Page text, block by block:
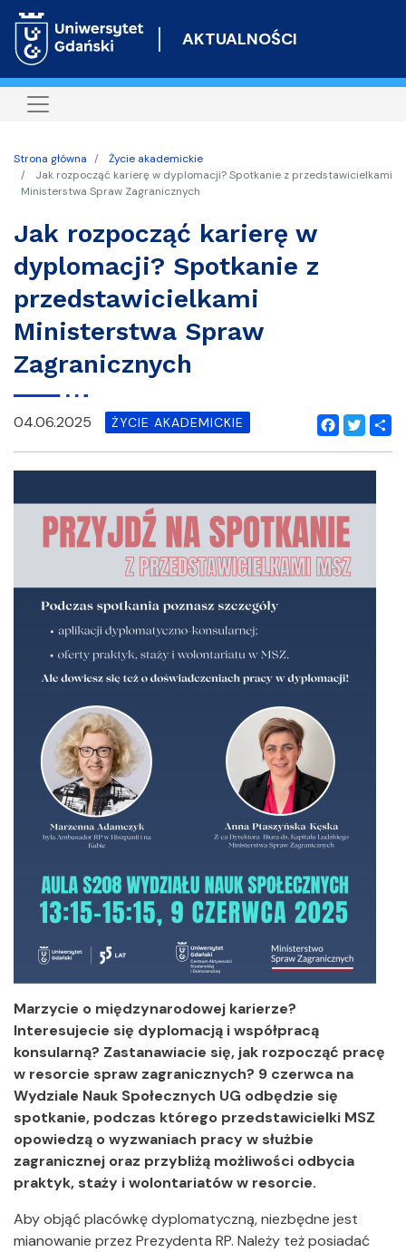
do
AKTUALNOŚCI
Strona główna
Życie akademickie
Jak rozpocząć karierę w dyplomacji? Spotkanie z przedstawicielkami
Ministerstwa Spraw Zagranicznych
Jak rozpocząć karierę w
dyplomacji? Spotkanie z
przedstawicielkami
Ministerstwa Spraw
Zagranicznych
Facebook
Twitter
04.06.2025 ŻYCIE AKADEMICKIE
Marzycie o międzynarodowej karierze?
Interesujecie się dyplomacją i współpracą
konsularną? Zastanawiacie się, jak rozpocząć pracę
w resorcie spraw zagranicznych? 9 czerwca na
Wydziale Nauk Społecznych UG odbędzie się
spotkanie, podczas którego przedstawicielki MSZ
opowiedzą o wyzwaniach pracy w służbie
zagranicznej oraz przybliżą możliwości odbycia
praktyk, staży i wolontariatów w resorcie.
Aby objąć placówkę dyplomatyczną, niezbędne jest
mianowanie przez Prezydenta RP. Należy też posiadać